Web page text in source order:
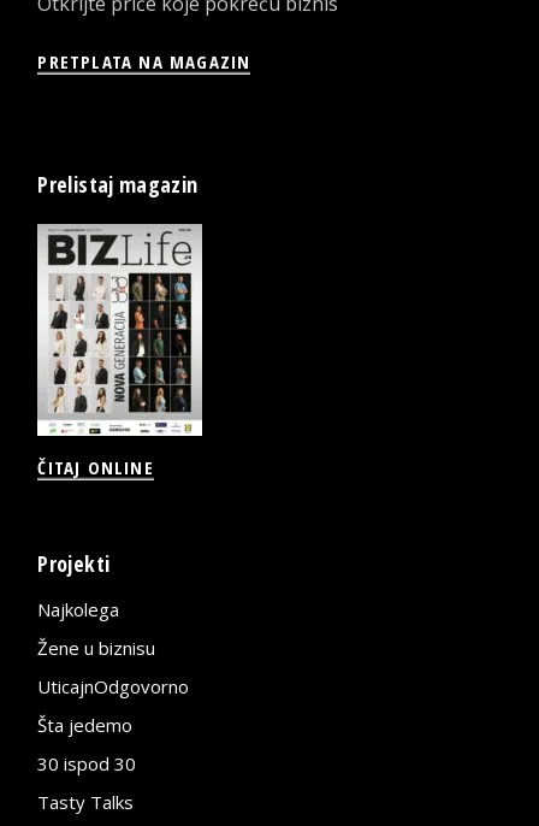
PRETPLATA NA MAGAZIN
Prelistaj magazin
ČITAJ ONLINE
Projekti
Najkolega
Žene u biznisu
UticajnOdgovorno
Šta jedemo
30 ispod 30
Tasty Talks